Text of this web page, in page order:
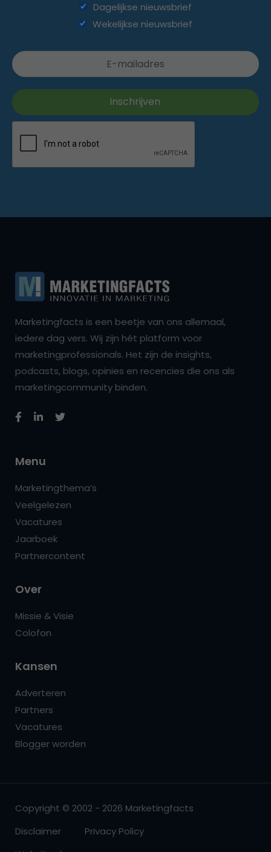
Dagelijkse nieuwsbrief
Wekelijkse nieuwsbrief
Marketingfacts is een beetje van ons allemaal,
iedere dag vers. Wij zijn hét platform voor
marketingprofessionals. Het zijn de insights,
podcasts, blogs, opinies en recencies die ons als
marketingcommunity binden.
Menu
Marketingthema’s
Veelgelezen
Vacatures
Jaarboek
Partnercontent
Over
Missie & Visie
Colofon
Kansen
Adverteren
Partners
Vacatures
Blogger worden
Copyright © 2002 - 2026 Marketingfacts
Disclaimer
Privacy Policy